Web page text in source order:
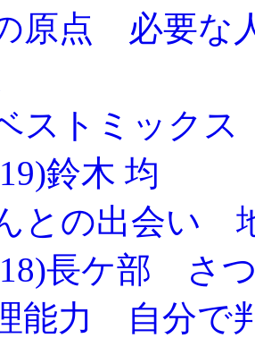
原点 必要な
ストミック
鈴木 均
との出会い
長ケ部 さ
能力 自分で